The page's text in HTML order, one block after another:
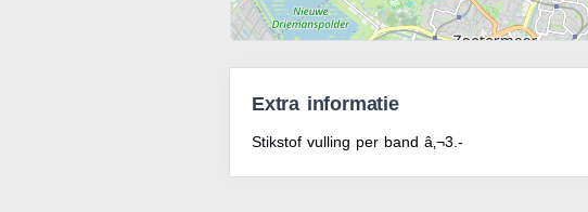
Extra informatie
Stikstof vulling per band â‚¬3.-